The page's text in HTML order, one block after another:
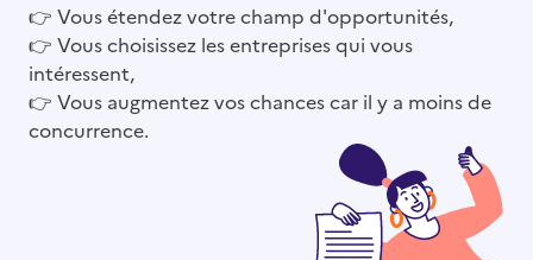
👉 Vous étendez votre champ d'opportunités,
👉 Vous choisissez les entreprises qui vous
intéressent,
👉 Vous augmentez vos chances car il y a moins de
concurrence.